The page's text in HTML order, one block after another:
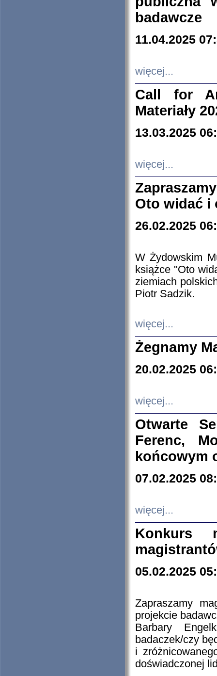
badawcze
11.04.2025
więcej...
Call for
Materiały
13.03.2025
więcej...
Oto widać i
26.02.2025
W Żydowskim
książce "Oto
ziemiach
Piotr Sadzik.
więcej...
Żegnamy
20.02.2025
więcej...
Otwarte
Ferenc,
końcowym
07.02.2025
więcej...
Konkurs
05.02.2025
Zapraszamy
projekcie
Barbary
badaczek/czy
i
doświadczonej